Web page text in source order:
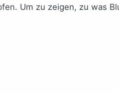
Um zu zeigen, zu was